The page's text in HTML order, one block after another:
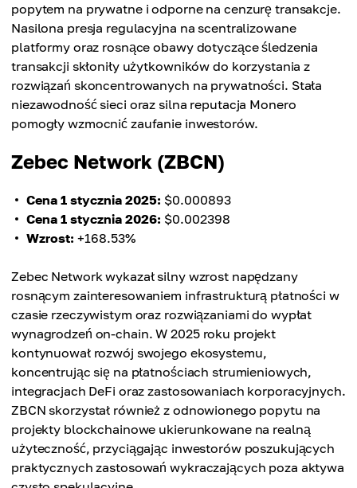
popytem na prywatne i odporne na cenzurę transakcje.
Nasilona presja regulacyjna na scentralizowane
platformy oraz rosnące obawy dotyczące śledzenia
transakcji skłoniły użytkowników do korzystania z
rozwiązań skoncentrowanych na prywatności. Stała
niezawodność sieci oraz silna reputacja Monero
pomogły wzmocnić zaufanie inwestorów.
Zebec Network (ZBCN)
Cena 1 stycznia 2025: $0.000893
Cena 1 stycznia 2026: $0.002398
Wzrost: +168.53%
Zebec Network wykazał silny wzrost napędzany
rosnącym zainteresowaniem infrastrukturą płatności w
czasie rzeczywistym oraz rozwiązaniami do wypłat
wynagrodzeń on-chain. W 2025 roku projekt
kontynuował rozwój swojego ekosystemu,
koncentrując się na płatnościach strumieniowych,
integracjach DeFi oraz zastosowaniach korporacyjnych.
ZBCN skorzystał również z odnowionego popytu na
projekty blockchainowe ukierunkowane na realną
użyteczność, przyciągając inwestorów poszukujących
praktycznych zastosowań wykraczających poza aktywa